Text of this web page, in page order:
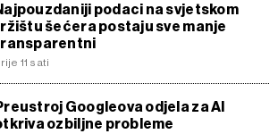
podaci na svjetskom
šećera postaju sve manje
11 sati
Googleova odjela za AI
ozbiljne probleme